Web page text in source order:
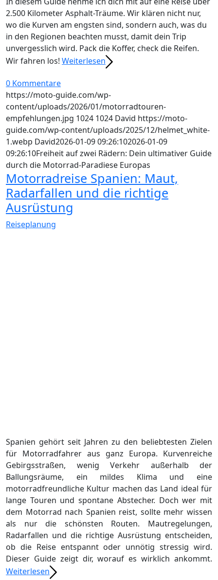
2.500 Kilometer Asphalt-Träume. Wir klären nicht nur,
wo die Kurven am engsten sind, sondern auch, was du
in den Regionen beachten musst, damit dein Trip
unvergesslich wird. Pack die Koffer, check die Reifen.
Wir fahren los! Weiterlesen
0 Kommentare
https://moto-guide.com/wp-
content/uploads/2026/01/motorradtouren-
empfehlungen.jpg 1024 1024 David https://moto-
guide.com/wp-content/uploads/2025/12/helmet_white-
1.webp David2026-01-09 09:26:102026-01-09
09:26:10Freiheit auf zwei Rädern: Dein ultimativer Guide
durch die Motorrad-Paradiese Europas
Motorradreise Spanien: Maut,
Radarfallen und die richtige
Ausrüstung
Reiseplanung
Spanien gehört seit Jahren zu den beliebtesten Zielen
für Motorradfahrer aus ganz Europa. Kurvenreiche
Gebirgsstraßen, wenig Verkehr außerhalb der
Ballungsräume, ein mildes Klima und eine
motorradfreundliche Kultur machen das Land ideal für
lange Touren und spontane Abstecher. Doch wer mit
dem Motorrad nach Spanien reist, sollte mehr wissen
als nur die schönsten Routen. Mautregelungen,
Radarfallen und die richtige Ausrüstung entscheiden,
ob die Reise entspannt oder unnötig stressig wird.
Dieser Guide zeigt dir, worauf es wirklich ankommt.
Weiterlesen